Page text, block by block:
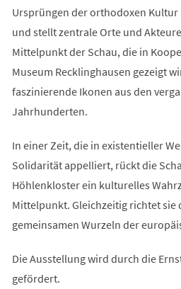
Ursprüngen der orthodoxen
und stellt zentrale Orte und
Mittelpunkt der Schau, die in
Museum Recklinghausen gezeigt
faszinierende Ikonen aus den
Jahrhunderten.
In einer Zeit, die in existentieller
Solidarität appelliert, rückt die
Höhlenkloster ein kulturelles
Mittelpunkt. Gleichzeitig richtet sie
gemeinsamen Wurzeln der
Die Ausstellung wird durch die
gefördert.